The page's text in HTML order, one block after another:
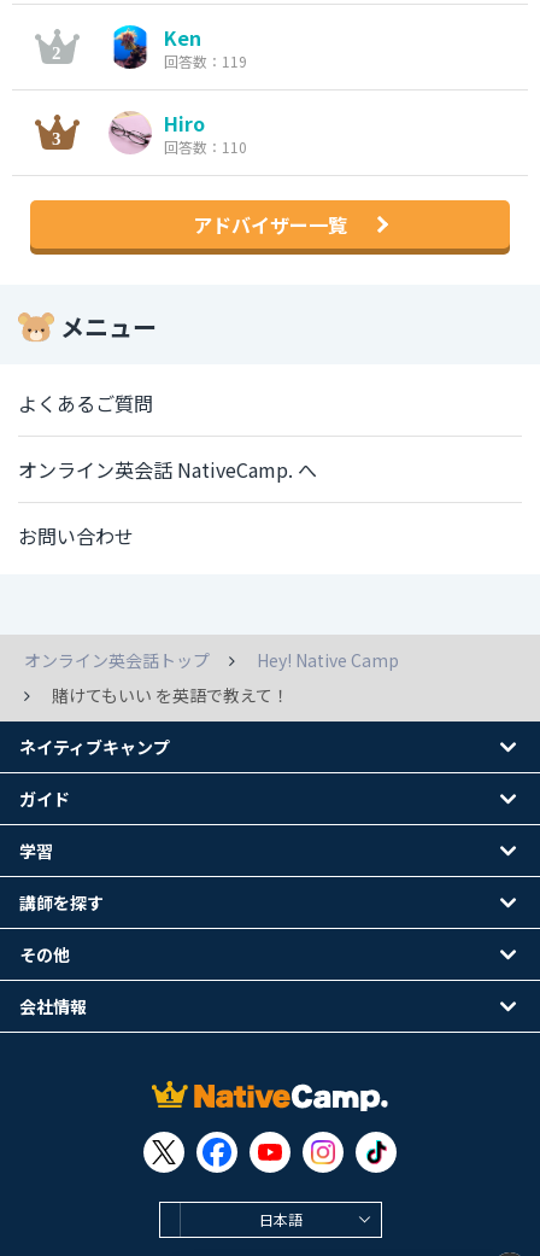
Ken
回答数：119
Hiro
回答数：110
アドバイザー一覧
メニュー
よくあるご質問
オンライン英会話 NativeCamp. へ
お問い合わせ
オンライン英会話トップ
Hey! Native Camp
賭けてもいい を英語で教えて！
日本語
ネイティブキャンプ
ガイド
学習
講師を探す
その他
会社情報